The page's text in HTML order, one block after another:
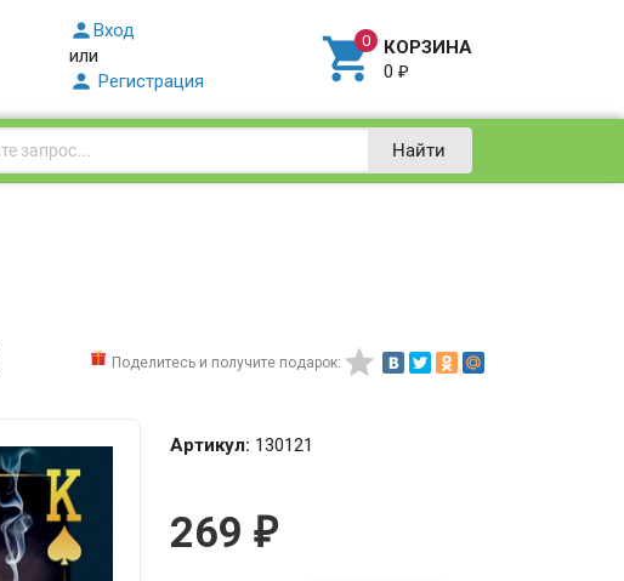
Вход
или
 Регистрация  КОРЗИНА
0₽
Найти
Поделитесь и получите подарок: 
Артикул: 130121
269 ₽